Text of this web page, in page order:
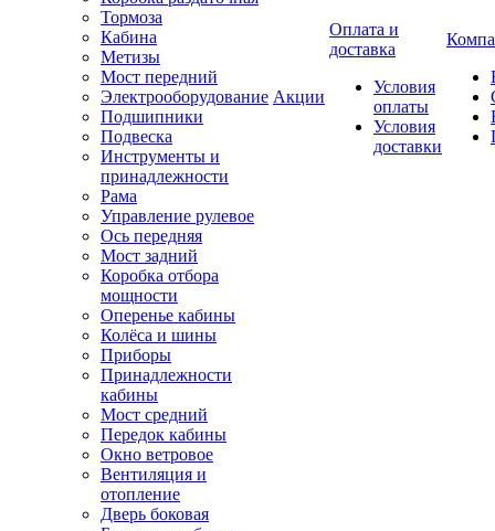
Тормоза
Кабина
Метизы
Мост передний
Электрооборудование
Подшипники
Подвеска
Инструменты и
принадлежности
Рама
Управление рулевое
Ось передняя
Мост задний
Коробка отбора
мощности
Оперенье кабины
Колёса и шины
Приборы
Принадлежности
кабины
Мост средний
Передок кабины
Окно ветровое
Вентиляция и
отопление
Дверь боковая
Акции
Оплата и
доставка
Условия
оплаты
Условия
доставки